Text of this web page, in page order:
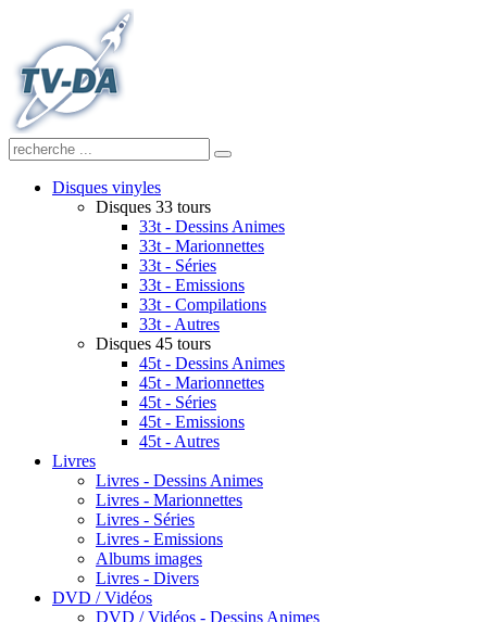
Disques vinyles
Disques 33 tours
33t - Dessins Animes
33t - Marionnettes
33t - Séries
33t - Emissions
33t - Compilations
33t - Autres
Disques 45 tours
45t - Dessins Animes
45t - Marionnettes
45t - Séries
45t - Emissions
45t - Autres
Livres
Livres - Dessins Animes
Livres - Marionnettes
Livres - Séries
Livres - Emissions
Albums images
Livres - Divers
DVD / Vidéos
DVD / Vidéos - Dessins Animes